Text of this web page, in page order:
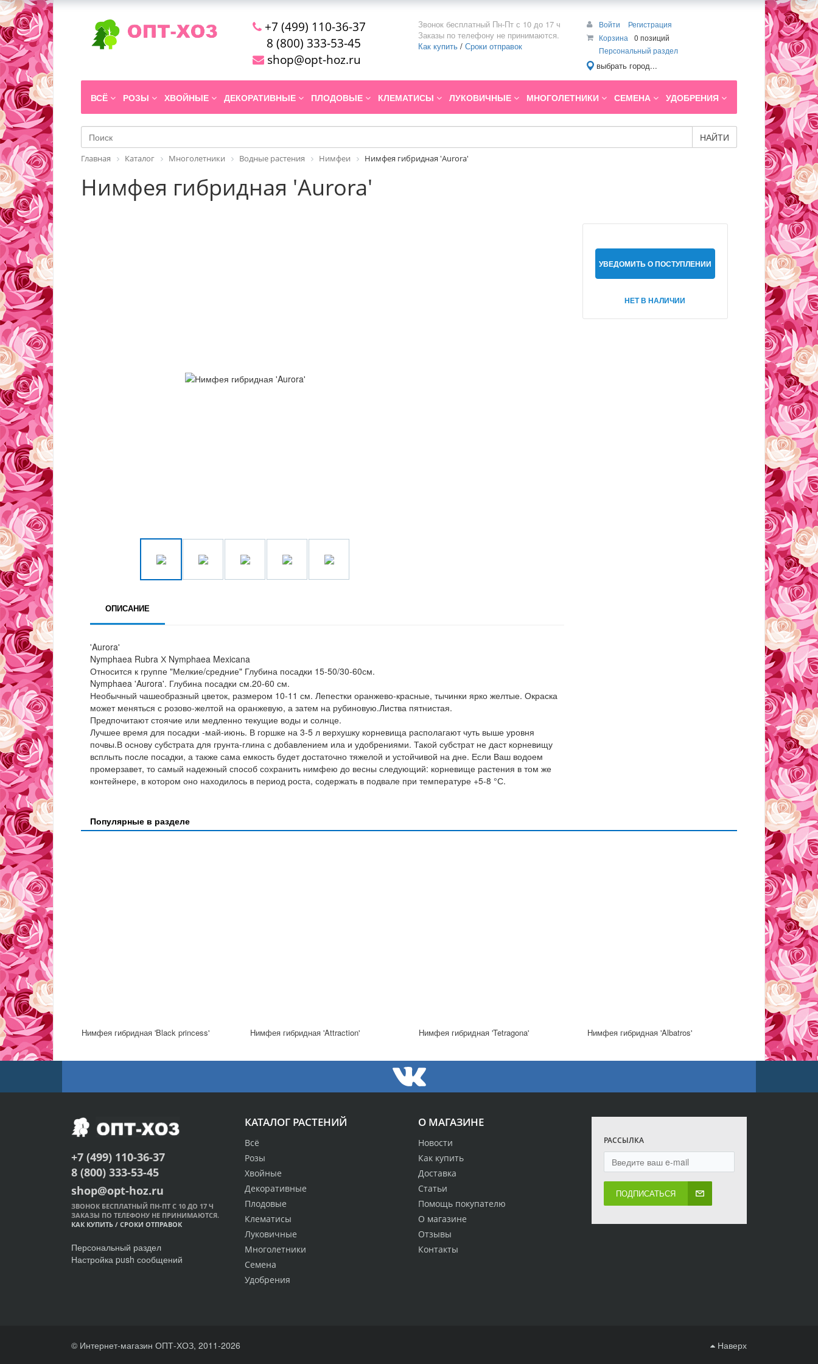
+7 (499) 110-36-37
8 (800) 333-53-45
shop@opt-hoz.ru
Звонок бесплатный Пн-Пт с 10 до 17 ч
Заказы по телефону не принимаются.
Как купить / Сроки отправок
Войти
Регистрация
Корзина
0 позиций
Персональный раздел
выбрать город...
ВСЁ РОЗЫ ХВОЙНЫЕ ДЕКОРАТИВНЫЕ ПЛОДОВЫЕ КЛЕМАТИСЫ ЛУКОВИЧНЫЕ МНОГОЛЕТНИКИ СЕМЕНА УДОБРЕНИЯ
НАЙТИ
Главная Каталог Многолетники Водные растения Нимфеи Нимфея гибридная 'Aurora'
Нимфея гибридная 'Aurora'
УВЕДОМИТЬ О ПОСТУПЛЕНИИ
НЕТ В НАЛИЧИИ
ОПИСАНИЕ
'Aurora'
Nymphaea Rubra Х Nymphaea Mexicana
Относится к группе "Мелкие/средние" Глубина посадки 15-50/30-60см.
Nymphaea 'Aurora'. Глубина посадки см.20-60 см.
Необычный чашеобразный цветок, размером 10-11 см. Лепестки оранжево-красные, тычинки ярко желтые. Окраска
может меняться с розово-желтой на оранжевую, а затем на рубиновую.Листва пятнистая.
Предпочитают стоячие или медленно текущие воды и солнце.
Лучшее время для посадки -май-июнь. В горшке на 3-5 л верхушку корневища располагают чуть выше уровня
почвы.В основу субстрата для грунта-глина с добавлением ила и удобрениями. Такой субстрат не даст корневищу
всплыть после посадки, а также сама емкость будет достаточно тяжелой и устойчивой на дне. Если Ваш водоем
промерзавет, то самый надежный способ сохранить нимфею до весны следующий: корневище растения в том же
контейнере, в котором оно находилось в период роста, содержать в подвале при температуре +5-8 °С.
Популярные в разделе
Нимфея гибридная 'Black princess' Нимфея гибридная 'Attraction' Нимфея гибридная 'Tetragona' Нимфея гибридная 'Albatros'
О МАГАЗИНЕ
Новости
Как купить
Доставка
Статьи
Помощь покупателю
О магазине
Отзывы
Контакты
КАТАЛОГ РАСТЕНИЙ
Всё
Розы
Хвойные
Декоративные
Плодовые
Клематисы
Луковичные
Многолетники
Семена
Удобрения
РАССЫЛКА
ПОДПИСАТЬСЯ
+7 (499) 110-36-37
8 (800) 333-53-45
shop@opt-hoz.ru
ЗВОНОК БЕСПЛАТНЫЙ ПН-ПТ С 10 ДО 17 Ч
ЗАКАЗЫ ПО ТЕЛЕФОНУ НЕ ПРИНИМАЮТСЯ.
КАК КУПИТЬ / СРОКИ ОТПРАВОК
Персональный раздел
Настройка push сообщений
© Интернет-магазин ОПТ-ХОЗ, 2011-2026 Наверх